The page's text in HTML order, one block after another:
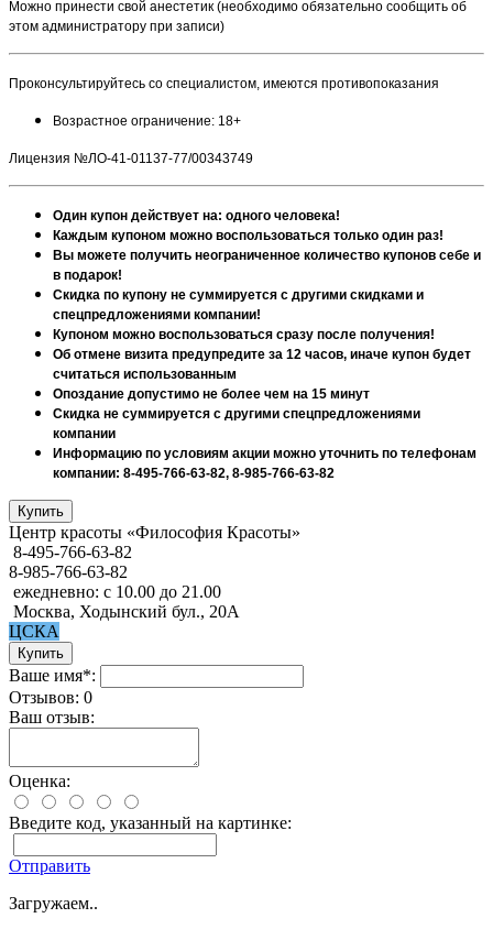
Можно принести свой анестетик (необходимо обязательно сообщить об
этом администратору при записи)
Проконсультируйтесь со специалистом, имеются противопоказания
Возрастное ограничение: 18+
Лицензия №ЛО-41-01137-77/00343749
Один купон действует на: одного человека!
Каждым купоном можно воспользоваться только один раз!
Вы можете получить неограниченное количество купонов себе и
в подарок!
Скидка по купону не суммируется с другими скидками и
спецпредложениями компании!
Купоном можно воспользоваться сразу после получения!
Об отмене визита предупредите за 12 часов, иначе купон будет
считаться использованным
Опоздание допустимо не более чем на 15 минут
Скидка не суммируется с другими спецпредложениями
компании
Информацию по условиям акции можно уточнить по телефонам
компании: 8-495-766-63-82, 8-985-766-63-82
Центр красоты «Философия Красоты»
8-495-766-63-82
8-985-766-63-82
ежедневно: с 10.00 до 21.00
Москва, Ходынский бул., 20А
ЦСКА
Ваше имя*:
Отзывов: 0
Ваш отзыв:
Оценка:
Введите код, указанный на картинке:
Отправить
Загружаем..